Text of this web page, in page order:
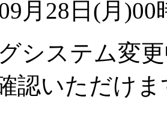
月28日(月)00
システム変
認いただけ